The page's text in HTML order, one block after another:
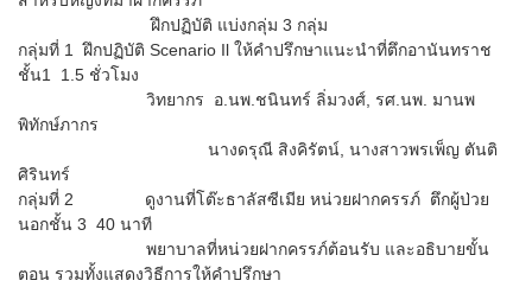
ฝึกปฏิบัติ แบ่งกลุ่ม 3 กลุ่ม
กลุ่มที่ 1 ฝึกปฏิบัติ Scenario Il ให้คำปรึกษาแนะนำที่ตึกอานันทราช
ชั้น1 1.5 ชั่วโมง
วิทยากร อ.นพ.ชนินทร์ ลิ่มวงศ์, รศ.นพ. มานพ
พิทักษ์ภากร
นางดรุณี สิงคิรัตน์, นางสาวพรเพ็ญ ตันติ
ศิรินทร์
กลุ่มที่ 2 ดูงานที่โต๊ะธาลัสซีเมีย หน่วยฝากครรภ์ ตึกผู้ป่วย
นอกชั้น 3 40 นาที
พยาบาลที่หน่วยฝากครรภ์ต้อนรับ และอธิบายขั้น
ตอน รวมทั้งแสดงวิธีการให้คำปรึกษา